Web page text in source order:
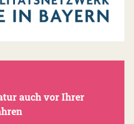
auch vor Ihrer